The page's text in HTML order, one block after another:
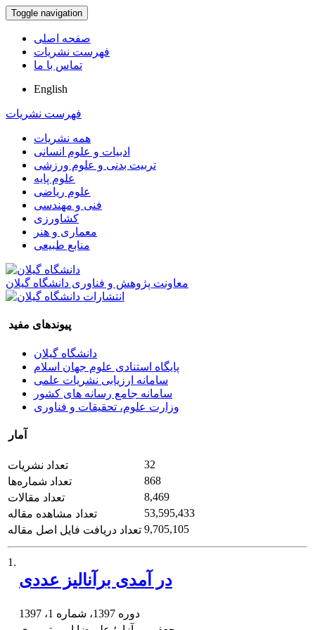
Toggle navigation
صفحه اصلی
فهرست نشریات
تماس با ما
English
فهرست نشریات
همه نشریات
ادبیات و علوم انسانی
تربیت بدنی و علوم ورزشی
علوم پایه
علوم ریاضی
فنی و مهندسی
کشاورزی
معماری و هنر
منابع طبیعی
معاونت پژوهش و فناوری دانشگاه گیلان
پیوندهای مفید
دانشگاه گیلان
پایگاه استنادی علوم جهان اسلام
سامانه ارزیابی نشریات علمی
سامانه جامع رسانه های کشور
وزارت علوم، تحقیقات و فناوری
آمار
تعداد نشریات
32
تعداد شماره‌ها
868
تعداد مقالات
8,469
تعداد مشاهده مقاله
53,595,433
تعداد دریافت فایل اصل مقاله 9,705,105
1.
در آمدی برآنالیز عددی
دوره 1397، شماره 1، 1397